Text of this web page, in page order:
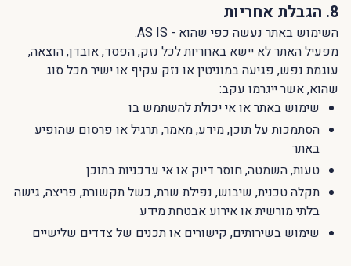
8. הגבלת אחריות
השימוש באתר נעשה כפי שהוא - AS IS.
מפעיל האתר לא יישא באחריות לכל נזק, הפסד, אובדן, הוצאה,
עוגמת נפש, פגיעה במוניטין או נזק עקיף או ישיר מכל סוג
שהוא, אשר ייגרמו עקב:
שימוש באתר או אי יכולת להשתמש בו
הסתמכות על תוכן, מידע, מאמר, תרגיל או פרסום שהופיע
באתר
טעות, השמטה, חוסר דיוק או אי עדכניות בתוכן
תקלה טכנית, שיבוש, נפילת שרת, כשל תקשורת, פריצה, גישה
בלתי מורשית או אירוע אבטחת מידע
שימוש בשירותים, קישורים או תכנים של צדדים שלישיים